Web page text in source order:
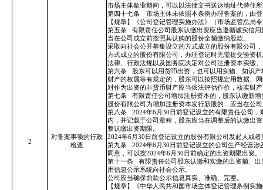
2
对备案事项的行政
检查
市场主体歇业期间，可以以法律文书送达地址代替住
第四十七条 市场主体未依照本条例办理备案的，由
【规章】《公司登记管理实施办法》（市场监管总局
第五条
有限责任公司股东认缴出资应当遵循诚实信
当在公司成立前按照其认购的股份全额缴纳股款。
采取向社会公开募集设立的方式成立的股份有限公司
方式成立的股份有限公司，办理登记时无需提交验资
法律、行政法规以及国务院决定对公司注册资本实缴
第六条
股东可以用货币出资，也可以用实物、知识
财产的权属等有规定的，股东可以按照规定用数据、
对作为出资的非货币财产应当依法评估作价，核实财
第七条
有限责任公司增加注册资本的，股东认缴新
股份有限公司为增加注册资本发行新股的，应当在公
第八条
2024年6月30日前登记设立的有限责任公司
内，并记载于公司章程，股东应当在调整后的认缴出
整认缴出资期限。
2024年6月30日前登记设立的股份有限公司发起人或
第九条
2024年6月30日前登记设立的公司生产经营
同意，可以按2024年6月30日前确定的出资期限出资。
第十一条
有限责任公司股东认缴和实缴的出资额、
用信息公示系统向社会公示。
公司应当确保前款公示信息真实、准确、完整。
【规章】《中华人民共和国市场主体登记管理条例实